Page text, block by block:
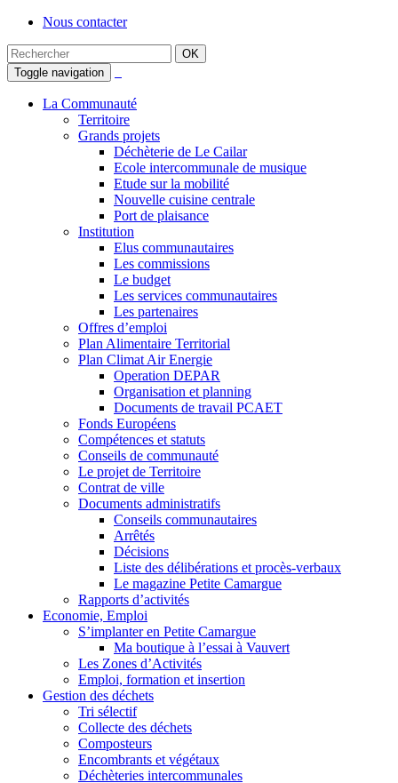
Nous contacter
Toggle navigation
La Communauté
Territoire
Grands projets
Déchèterie de Le Cailar
Ecole intercommunale de musique
Etude sur la mobilité
Nouvelle cuisine centrale
Port de plaisance
Institution
Elus communautaires
Les commissions
Le budget
Les services communautaires
Les partenaires
Offres d’emploi
Plan Alimentaire Territorial
Plan Climat Air Energie
Operation DEPAR
Organisation et planning
Documents de travail PCAET
Fonds Européens
Compétences et statuts
Conseils de communauté
Le projet de Territoire
Contrat de ville
Documents administratifs
Conseils communautaires
Arrêtés
Décisions
Liste des délibérations et procès-verbaux
Le magazine Petite Camargue
Rapports d’activités
Economie, Emploi
S’implanter en Petite Camargue
Ma boutique à l’essai à Vauvert
Les Zones d’Activités
Emploi, formation et insertion
Gestion des déchets
Tri sélectif
Collecte des déchets
Composteurs
Encombrants et végétaux
Déchèteries intercommunales